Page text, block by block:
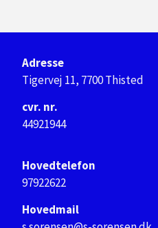
Adresse
Tigervej 11, 7700 Thisted
cvr. nr.
44921944
Hovedtelefon
97922622
Hovedmail